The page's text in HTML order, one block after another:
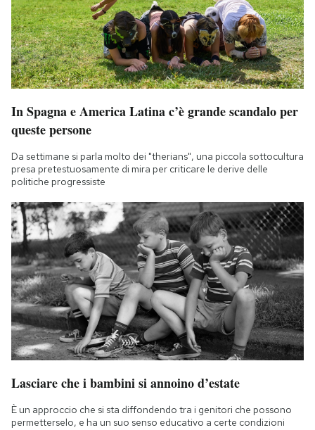
In Spagna e America Latina c’è grande scandalo per
queste persone
Da settimane si parla molto dei "therians", una piccola sottocultura
presa pretestuosamente di mira per criticare le derive delle
politiche progressiste
Lasciare che i bambini si annoino d’estate
È un approccio che si sta diffondendo tra i genitori che possono
permetterselo, e ha un suo senso educativo a certe condizioni